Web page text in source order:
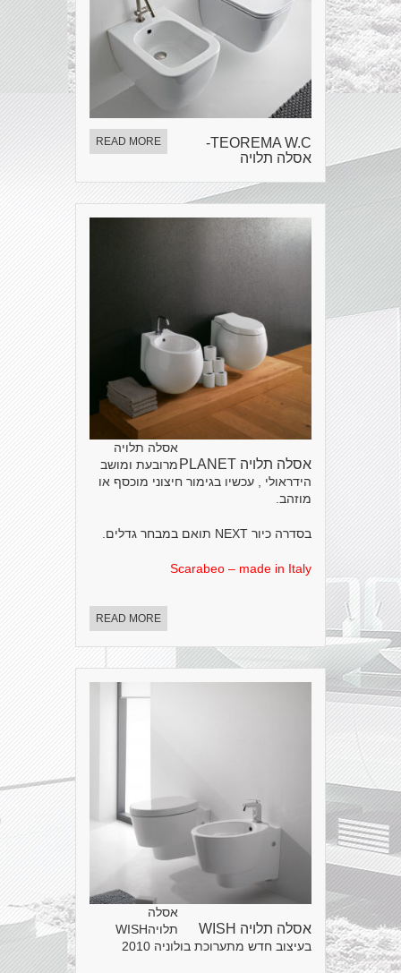
TEOREMA W.C-
אסלה תלויה
READ MORE
אסלה תלויה PLANET
אסלה תלויה
מרובעת ומושב
הידראולי , עכשיו בגימור חיצוני מוכסף או
מוזהב.
בסדרה כיור NEXT תואם במבחר גדלים.
Scarabeo – made in Italy
READ MORE
אסלה תלויה WISH
אסלה
תלויהWISH
בעיצוב חדש מתערוכת בולוניה 2010